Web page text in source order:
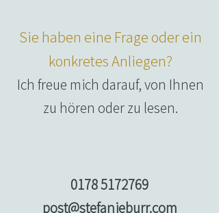
Sie haben eine Frage oder ein
konkretes Anliegen?
Ich freue mich darauf, von Ihnen
zu hören oder zu lesen.
0178 5172769
post@stefanieburr.com